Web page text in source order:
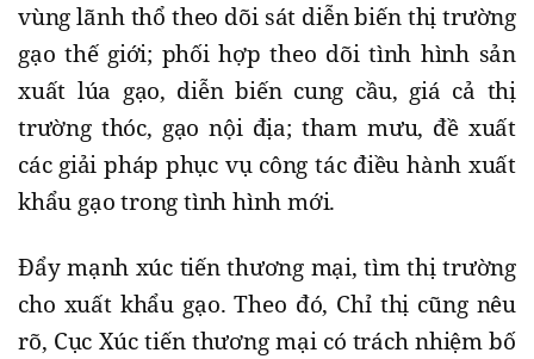
vùng lãnh thổ theo dõi sát diễn biến thị trường
gạo thế giới; phối hợp theo dõi tình hình sản
xuất lúa gạo, diễn biến cung cầu, giá cả thị
trường thóc, gạo nội địa; tham mưu, đề xuất
các giải pháp phục vụ công tác điều hành xuất
khẩu gạo trong tình hình mới.
Đẩy mạnh xúc tiến thương mại, tìm thị trường
cho xuất khẩu gạo. Theo đó, Chỉ thị cũng nêu
rõ, Cục Xúc tiến thương mại có trách nhiệm bố